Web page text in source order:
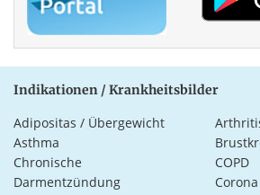
Indikationen / Krankheitsbilder
Adipositas / Übergewicht
Asthma
Chronische
Darmentzündung
COPD
Corona